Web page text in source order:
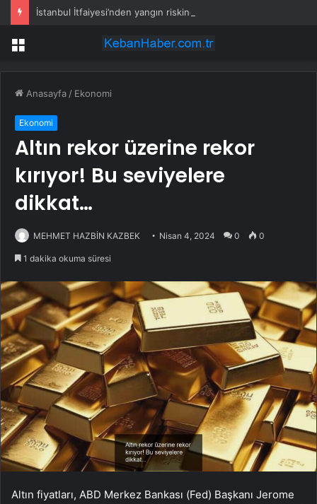
İstanbul İtfaiyesi’nden yangın riskine karşı videolu uyarı
Menü
Anasayfa / Ekonomi
Ekonomi
Altın rekor üzerine rekor
kırıyor! Bu seviyelere
dikkat…
MEHMET HAZBİN KAZBEK Nisan 4, 2024 0 0
1 dakika okuma süresi
Altın fiyatları, ABD Merkez Bankası (Fed) Başkanı Jerome